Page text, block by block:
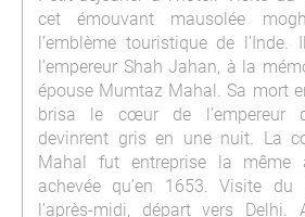
cet émouvant mausolée
l’emblème touristique de
l’empereur Shah Jahan, à la
épouse Mumtaz Mahal. Sa mort
brisa le cœur de l’empereur
devinrent gris en une nuit. La
Mahal fut entreprise la même
achevée qu’en 1653. Visite du
l’après-midi, départ vers